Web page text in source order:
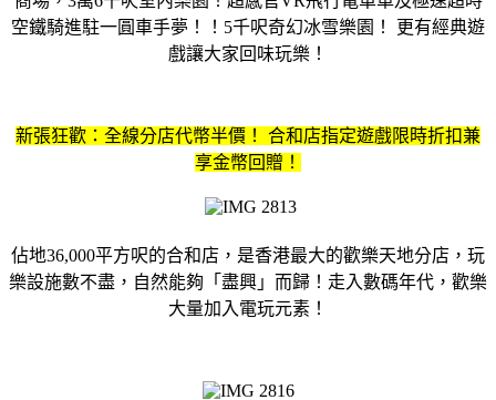
空鐵騎進駐一圓車手夢！！5千呎奇幻冰雪樂園！ 更有經典遊
戲讓大家回味玩樂！
新張狂歡：全線分店代幣半價！ 合和店指定遊戲限時折扣兼
享金幣回贈！
佔地36,000平方呎的合和店，是香港最大的歡樂天地分店，玩
樂設施數不盡，自然能夠「盡興」而歸！走入數碼年代，歡樂
大量加入電玩元素！